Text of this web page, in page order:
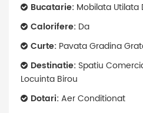
Bucatarie: Mobilata Utilata
Calorifere: Da
Curte: Pavata Gradina
Destinatie: Spatiu
Locuinta Birou
Dotari:Aer Conditionat